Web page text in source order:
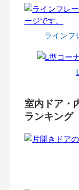
ラインフ
室内ドア・
ランキング